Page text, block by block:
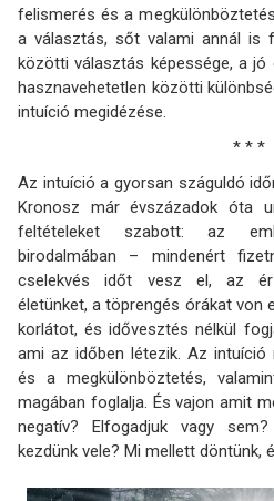
felismerés és a
a választás, sőt valami annál is
közötti választás képessége, a
hasznavehetetlen közötti
intuíció megidézése.
* * *
Az intuíció a gyorsan száguldó
Kronosz már évszázadok óta
feltételeket szabott: az
birodalmában – mindenért
cselekvés időt vesz el, az
életünket, a töprengés órákat von
korlátot, és idővesztés nélkül
ami az időben létezik. Az intuíció
és a megkülönböztetés,
magában foglalja. És vajon amit
negatív? Elfogadjuk vagy
kezdünk vele? Mi mellett döntünk,